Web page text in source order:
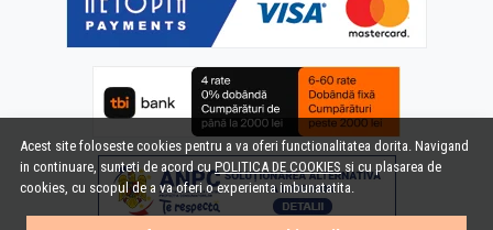
Acest site foloseste cookies pentru a va oferi functionalitatea dorita. Navigand
in continuare, sunteti de acord cuPOLITICA DE COOKIES si cu plasarea de
cookies, cu scopul de a va oferi o experienta imbunatatita.